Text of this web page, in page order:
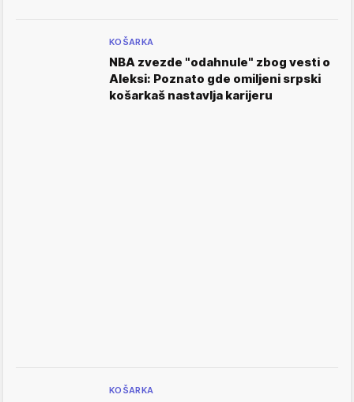
KOŠARKA
NBA zvezde "odahnule" zbog vesti o
Aleksi: Poznato gde omiljeni srpski
košarkaš nastavlja karijeru
KOŠARKA